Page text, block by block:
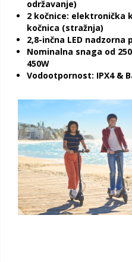
održavanje)
2 kočnice: elektronička
kočnica (stražnja)
2,8-inčna LED nadzorna
Nominalna snaga od
450W
Vodootpornost: IPX4 &